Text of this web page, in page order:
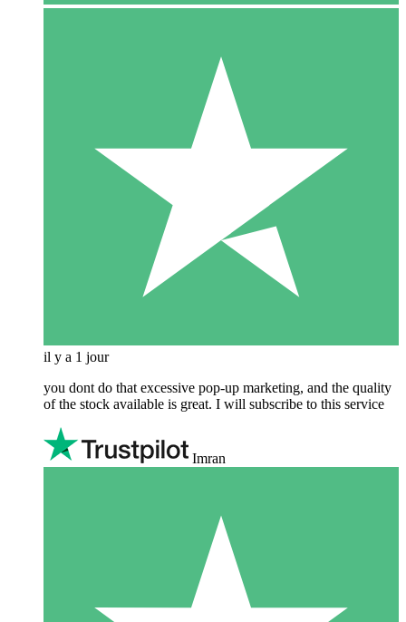
il y a 1 jour
you dont do that excessive pop-up marketing, and the quality
of the stock available is great. I will subscribe to this service
Imran